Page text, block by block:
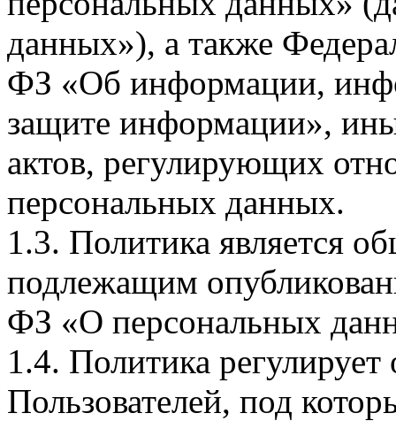
данных»), а также
ФЗ «Об информации,
защите информации»,
актов, регулирующих
персональных данных.
1.3. Политика является
подлежащим
ФЗ «О персональных
1.4. Политика
Пользователей, под